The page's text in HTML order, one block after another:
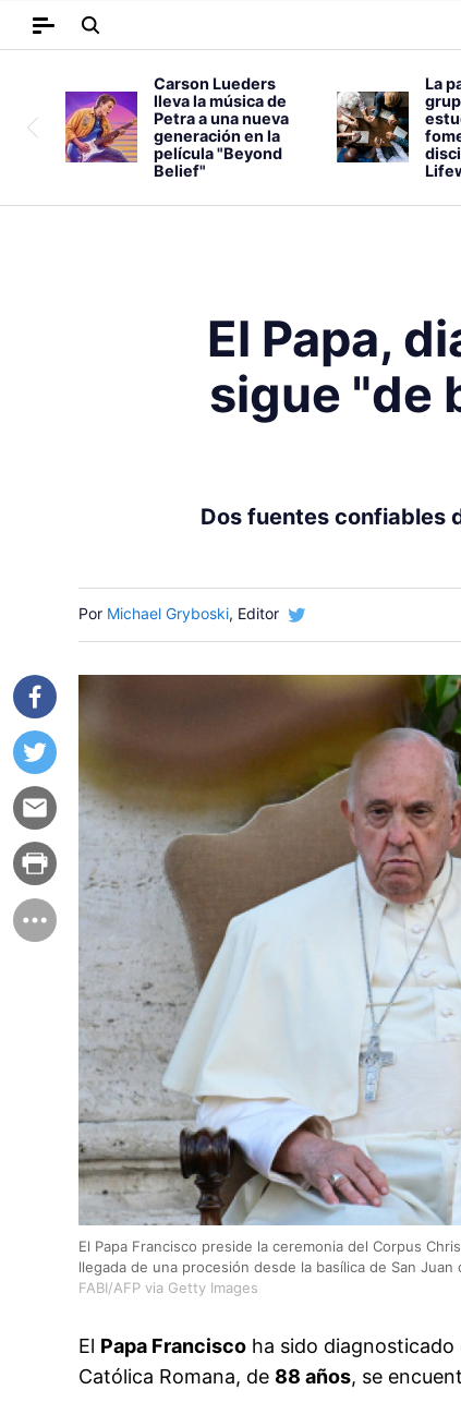
Carson Lueders
lleva la música de
Petra a una nueva
generación en la
película "Beyond
Belief"
La
El Papa,
sigue "de
Dos fuentes confiables
Por Michael Gryboski, Editor
El Papa Francisco preside la ceremonia del Corpus
llegada de una procesión desde la basílica de San
FABI/AFP via Getty Images
El Papa Francisco ha sido diagnosticado
Católica Romana, de 88 años, se